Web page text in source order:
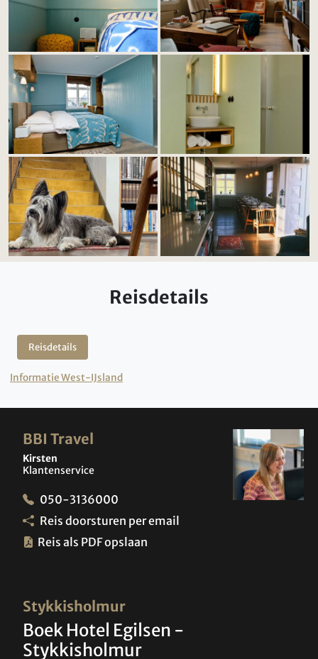
Reisdetails
Reisdetails
Informatie West-IJsland
Stykkisholmur
Boek Hotel Egilsen -
Stykkisholmur
BBI Travel
Kirsten
Klantenservice
050-3136000
Reis doorsturen per email
Reis als PDF opslaan